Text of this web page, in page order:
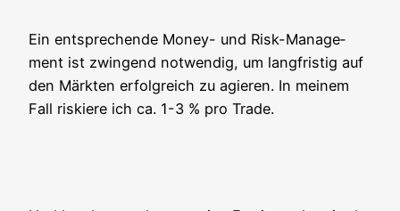
Ein ent­spre­chen­de Money- und Risk-Manage­
ment ist zwin­gend not­wen­dig, um lang­fris­tig auf
den Märk­ten erfolg­reich zu agie­ren. In mei­nem
Fall ris­kie­re ich ca. 1-3 % pro Trade.